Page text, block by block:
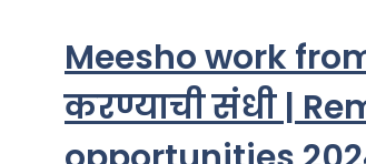
Meesho work
करण्याची संधी |